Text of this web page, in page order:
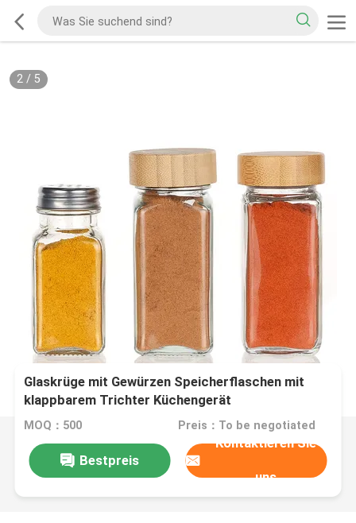
2/ 5
Glaskrüge mit Gewürzen Speicherflaschen mit
klappbarem Trichter Küchengerät
MOQ：500 Preis：To be negotiated
Bestpreis
Kontaktieren Sie
uns